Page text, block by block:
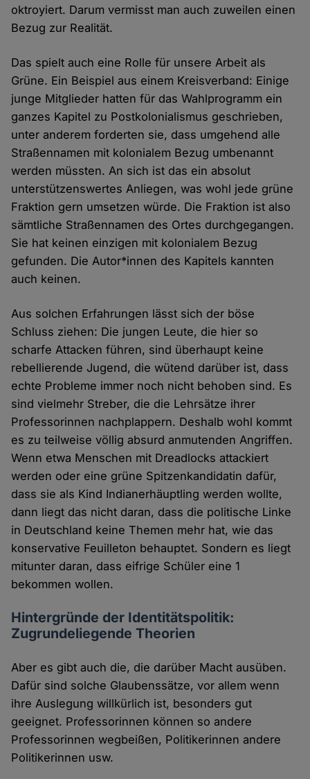
oktroyiert. Darum vermisst man auch zuweilen einen
Bezug zur Realität.
Das spielt auch eine Rolle für unsere Arbeit als
Grüne. Ein Beispiel aus einem Kreisverband: Einige
junge Mitglieder hatten für das Wahlprogramm ein
ganzes Kapitel zu Postkolonialismus geschrieben,
unter anderem forderten sie, dass umgehend alle
Straßennamen mit kolonialem Bezug umbenannt
werden müssten. An sich ist das ein absolut
unterstützenswertes Anliegen, was wohl jede grüne
Fraktion gern umsetzen würde. Die Fraktion ist also
sämtliche Straßennamen des Ortes durchgegangen.
Sie hat keinen einzigen mit kolonialem Bezug
gefunden. Die Autor*innen des Kapitels kannten
auch keinen.
Aus solchen Erfahrungen lässt sich der böse
Schluss ziehen: Die jungen Leute, die hier so
scharfe Attacken führen, sind überhaupt keine
rebellierende Jugend, die wütend darüber ist, dass
echte Probleme immer noch nicht behoben sind. Es
sind vielmehr Streber, die die Lehrsätze ihrer
Professorinnen nachplappern. Deshalb wohl kommt
es zu teilweise völlig absurd anmutenden Angriffen.
Wenn etwa Menschen mit Dreadlocks attackiert
werden oder eine grüne Spitzenkandidatin dafür,
dass sie als Kind Indianerhäuptling werden wollte,
dann liegt das nicht daran, dass die politische Linke
in Deutschland keine Themen mehr hat, wie das
konservative Feuilleton behauptet. Sondern es liegt
mitunter daran, dass eifrige Schüler eine 1
bekommen wollen.
Hintergründe der Identitätspolitik:
Zugrundeliegende Theorien
Aber es gibt auch die, die darüber Macht ausüben.
Dafür sind solche Glaubenssätze, vor allem wenn
ihre Auslegung willkürlich ist, besonders gut
geeignet. Professorinnen können so andere
Professorinnen wegbeißen, Politikerinnen andere
Politikerinnen usw.